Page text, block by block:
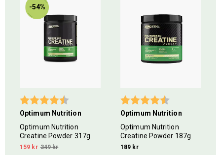
stjärnor
-54%
Betyg: 4.7 utav 5 stjärnor
Optimum Nutrition
Optimum Nutrition
Creatine Powder 317g
159 kr 349 kr
Betyg:
Optimum Nutrition
Optimum Nutrition
Creatine Powder 187g
189 kr